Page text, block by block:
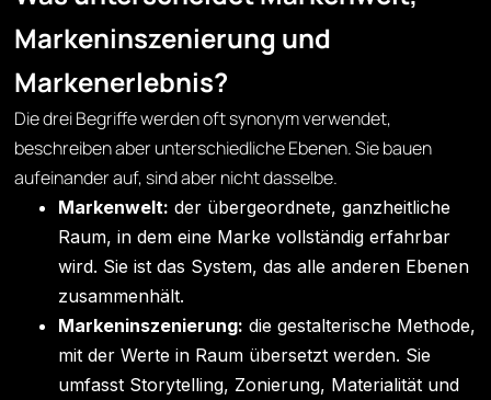
Markeninszenierung und
Markenerlebnis?
Die drei Begriffe werden oft synonym verwendet,
beschreiben aber unterschiedliche Ebenen. Sie bauen
aufeinander auf, sind aber nicht dasselbe.
Markenwelt: der übergeordnete, ganzheitliche
Raum, in dem eine Marke vollständig erfahrbar
wird. Sie ist das System, das alle anderen Ebenen
zusammenhält.
Markeninszenierung: die gestalterische Methode,
mit der Werte in Raum übersetzt werden. Sie
umfasst Storytelling, Zonierung, Materialität und